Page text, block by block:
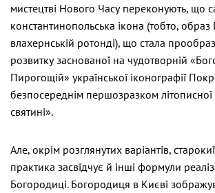
мистецтві Нового Часу переконують, що
константинопольська ікона (тобто,
влахернській ротонді), що стала
розвитку заснованої на чудотворній
Пирогощій» української іконографії
безпосереднім першозразком літописної
святині».
Але, окрім розглянутих варіантів,
практика засвідчує й інші формули
Богородиці. Богородиця в Києві